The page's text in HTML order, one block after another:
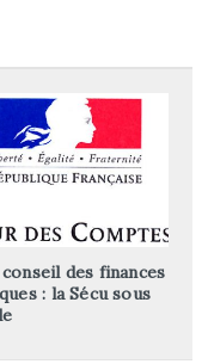
des finances
: la Sécu sous